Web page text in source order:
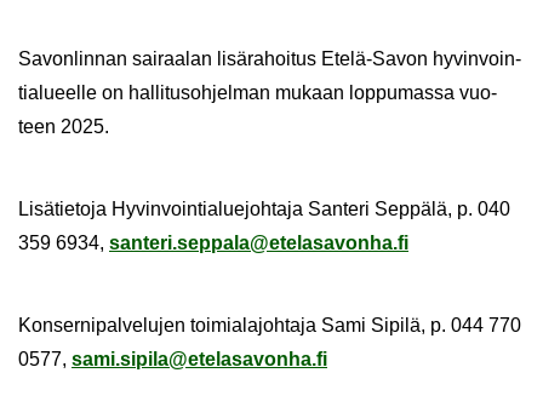
Sa­von­lin­nan sai­raa­lan li­sä­ra­hoi­tus Etelä-​Savon hy­vin­voin­
tia­lu­eel­le on hal­li­tus­oh­jel­man mu­kaan lop­pu­mas­sa vuo­
teen 2025.
Li­sä­tie­to­ja Hy­vin­voin­tia­lue­joh­ta­ja San­te­ri Sep­pä­lä, p. 040
359 6934, san­te­ri.sep­pa­la@ete­la­sa­von­ha.fi
Kon­ser­ni­pal­ve­lu­jen toi­mia­la­joh­ta­ja Sami Si­pi­lä, p. 044 770
0577, sami.si­pi­la@ete­la­sa­von­ha.fi